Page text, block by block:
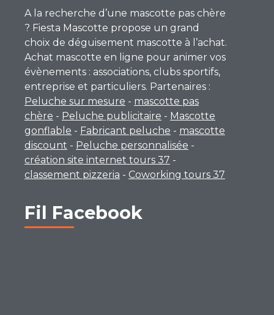
A la recherche d’une mascotte pas chère
? Fiesta Mascotte propose un grand
choix de déguisement mascotte à l’achat.
Achat mascotte en ligne pour animer vos
évènements : associations, clubs sportifs,
entreprise et particuliers. Partenaires :
Peluche sur mesure - mascotte pas
chère - Peluche publicitaire - Mascotte
gonflable - Fabricant peluche - mascotte
discount - Peluche personnalisée -
création site internet tours 37 -
classement pizzeria - Coworking tours 37
Fil Facebook